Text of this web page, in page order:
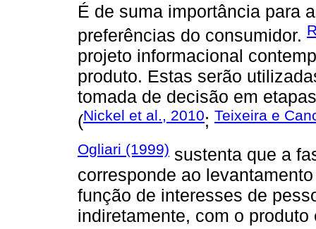
É de suma importância para
preferências do consumidor.
projeto informacional
produto. Estas serão
tomada de decisão em
(Nickel et al., 2010; Teixeira e
Ogliari (1999) sustenta que a
corresponde ao
função de interesses de
indiretamente, com o